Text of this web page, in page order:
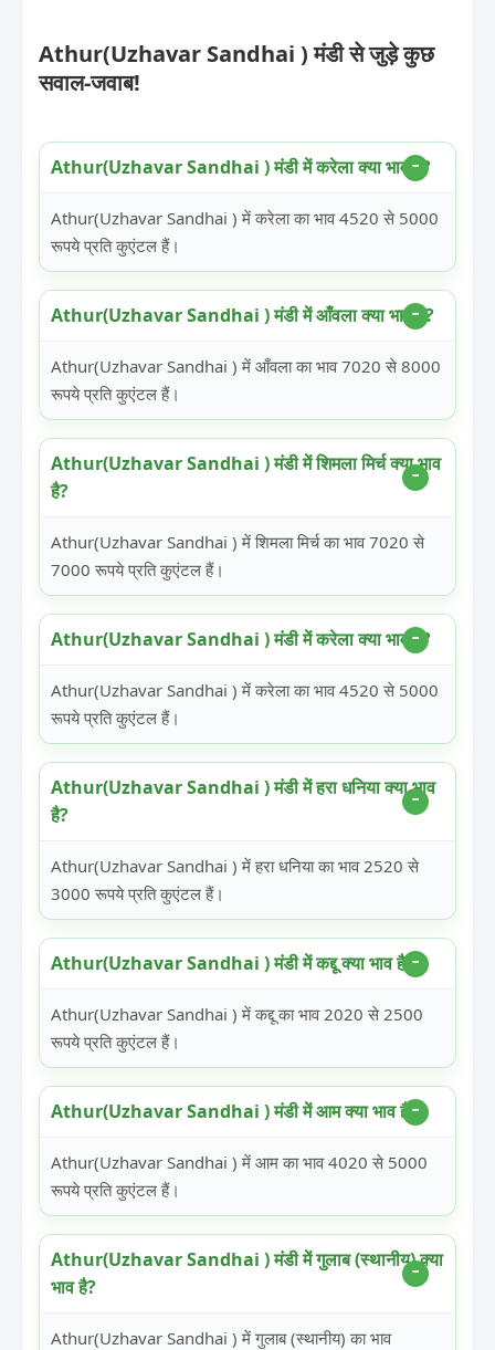
Athur(Uzhavar Sandhai ) मंडी से जुड़े कुछ
सवाल-जवाब!
Athur(Uzhavar Sandhai ) मंडी में करेला क्या भाव है?
Athur(Uzhavar Sandhai ) में करेला का भाव 4520 से 5000
रूपये प्रति कुएंटल हैं।
Athur(Uzhavar Sandhai ) मंडी में आँवला क्या भाव है?
Athur(Uzhavar Sandhai ) में आँवला का भाव 7020 से 8000
रूपये प्रति कुएंटल हैं।
Athur(Uzhavar Sandhai ) मंडी में शिमला मिर्च क्या भाव
है?
Athur(Uzhavar Sandhai ) में शिमला मिर्च का भाव 7020 से
7000 रूपये प्रति कुएंटल हैं।
Athur(Uzhavar Sandhai ) मंडी में करेला क्या भाव है?
Athur(Uzhavar Sandhai ) में करेला का भाव 4520 से 5000
रूपये प्रति कुएंटल हैं।
Athur(Uzhavar Sandhai ) मंडी में हरा धनिया क्या भाव
है?
Athur(Uzhavar Sandhai ) में हरा धनिया का भाव 2520 से
3000 रूपये प्रति कुएंटल हैं।
Athur(Uzhavar Sandhai ) मंडी में कद्दू क्या भाव है?
Athur(Uzhavar Sandhai ) में कद्दू का भाव 2020 से 2500
रूपये प्रति कुएंटल हैं।
Athur(Uzhavar Sandhai ) मंडी में आम क्या भाव है?
Athur(Uzhavar Sandhai ) में आम का भाव 4020 से 5000
रूपये प्रति कुएंटल हैं।
Athur(Uzhavar Sandhai ) मंडी में गुलाब (स्थानीय) क्या
भाव है?
Athur(Uzhavar Sandhai ) में गुलाब (स्थानीय) का भाव